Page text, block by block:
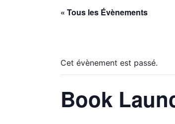
« Tous les Évènements
Cet évènement est passé.
Book